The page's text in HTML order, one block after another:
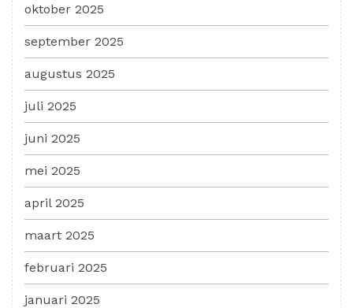
oktober 2025
september 2025
augustus 2025
juli 2025
juni 2025
mei 2025
april 2025
maart 2025
februari 2025
januari 2025